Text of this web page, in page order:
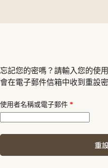
忘記您的密嗎？請輸入您的使
會在電子郵件信箱中收到重設
使用者名稱或電子郵件 *必
填
重